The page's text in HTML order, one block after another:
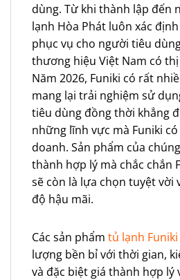
dùng. Từ khi thành lập đến
lạnh Hòa Phát luôn xác
phục vụ cho người tiêu
thương hiệu Việt Nam có
Năm 2026, Funiki có rất
mang lại trải nghiệm sử
tiêu dùng đồng thời khẳng
những lĩnh vực mà Funiki
doanh. Sản phẩm của
thành hợp lý mà chắc chắn
sẽ còn là lựa chọn tuyệt vời
độ hậu mãi.
Các sản phẩm tủ lạnh Funiki
lượng bền bỉ với thời gian,
và đặc biệt giá thành hợp lý